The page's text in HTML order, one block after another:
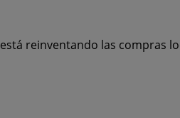
reinventando las compras